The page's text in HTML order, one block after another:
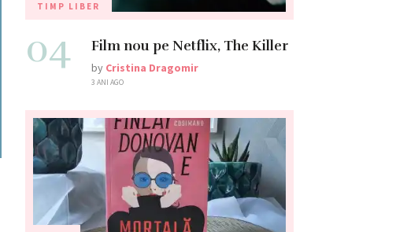
TIMP LIBER
04 Film nou pe Netflix, The Killer
by Cristina Dragomir
3 ANI AGO